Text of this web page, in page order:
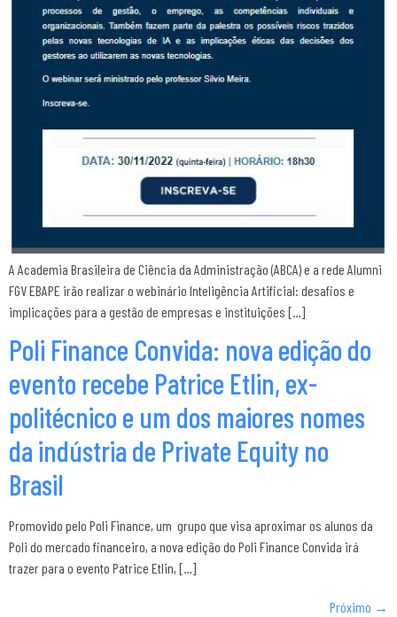
A Academia Brasileira de Ciência da Administração (ABCA) e a rede Alumni
FGV EBAPE irão realizar o webinário Inteligência Artificial: desafios e
implicações para a gestão de empresas e instituições […]
Poli Finance Convida: nova edição do
evento recebe Patrice Etlin, ex-
politécnico e um dos maiores nomes
da indústria de Private Equity no
Brasil
Promovido pelo Poli Finance, um grupo que visa aproximar os alunos da
Poli do mercado financeiro, a nova edição do Poli Finance Convida irá
trazer para o evento Patrice Etlin, […]
Próximo →